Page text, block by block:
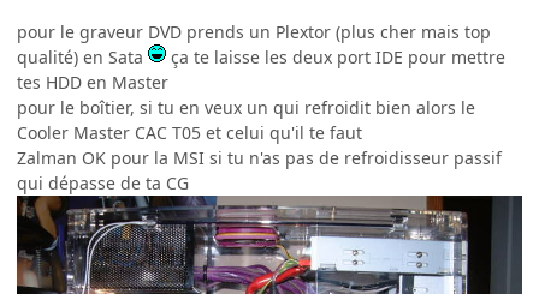
pour le graveur DVD prends un Plextor (plus cher mais top
qualité) en Sata
ça te laisse les deux port IDE pour mettre
tes HDD en Master
pour le boîtier, si tu en veux un qui refroidit bien alors le
Cooler Master CAC T05 et celui qu'il te faut
Zalman OK pour la MSI si tu n'as pas de refroidisseur passif
qui dépasse de ta CG